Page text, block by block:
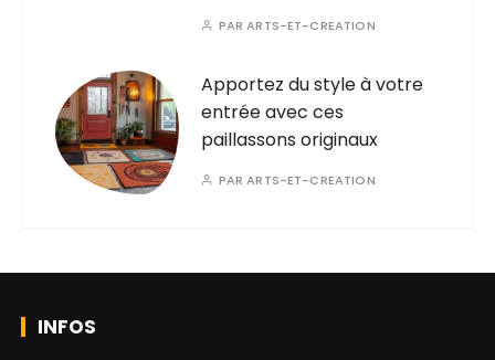
PARARTS-ET-CREATION
Apportez du style à votre
entrée avec ces
paillassons originaux
PARARTS-ET-CREATION
INFOS